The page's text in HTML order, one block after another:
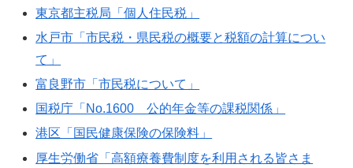
東京都主税局「個人住民税」
水戸市「市民税・県民税の概要と税額の計算につい
て」
富良野市「市民税について」
国税庁「No.1600 公的年金等の課税関係」
港区「国民健康保険の保険料」
厚生労働省「高額療養費制度を利用される皆さま